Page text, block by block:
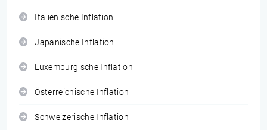
Italienische Inflation
Japanische Inflation
Luxemburgische Inflation
Österreichische Inflation
Schweizerische Inflation